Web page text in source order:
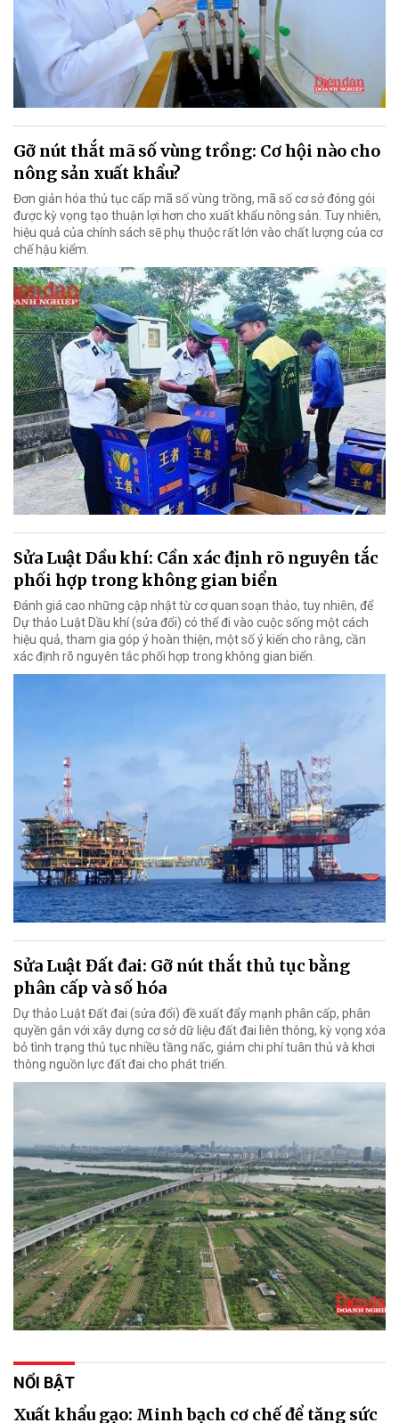
Gỡ nút thắt mã số vùng trồng: Cơ hội nào cho
nông sản xuất khẩu?
Đơn giản hóa thủ tục cấp mã số vùng trồng, mã số cơ sở đóng gói
được kỳ vọng tạo thuận lợi hơn cho xuất khẩu nông sản. Tuy nhiên,
hiệu quả của chính sách sẽ phụ thuộc rất lớn vào chất lượng của cơ
chế hậu kiểm.
Sửa Luật Dầu khí: Cần xác định rõ nguyên tắc
phối hợp trong không gian biển
Đánh giá cao những cập nhật từ cơ quan soạn thảo, tuy nhiên, để
Dự thảo Luật Dầu khí (sửa đổi) có thể đi vào cuộc sống một cách
hiệu quả, tham gia góp ý hoàn thiện, một số ý kiến cho rằng, cần
xác định rõ nguyên tắc phối hợp trong không gian biển.
Sửa Luật Đất đai: Gỡ nút thắt thủ tục bằng
phân cấp và số hóa
Dự thảo Luật Đất đai (sửa đổi) đề xuất đẩy mạnh phân cấp, phân
quyền gắn với xây dựng cơ sở dữ liệu đất đai liên thông, kỳ vọng xóa
bỏ tình trạng thủ tục nhiều tầng nấc, giảm chi phí tuân thủ và khơi
thông nguồn lực đất đai cho phát triển.
NỔI BẬT
Xuất khẩu gạo: Minh bạch cơ chế để tăng sức